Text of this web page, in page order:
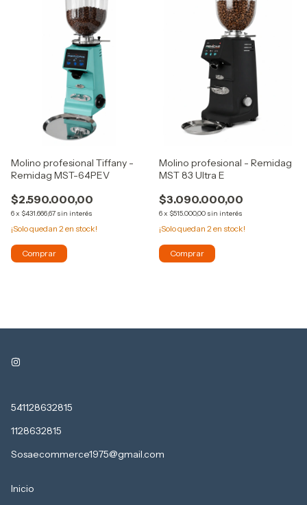
Molino profesional Tiffany -
Remidag MST-64PEV
$2.590.000,00
6x $431.666,67 sin interés
¡Solo quedan 2en stock!
Molino profesional - Remidag
MST 83 Ultra E
$3.090.000,00
6x $515.000,00 sin interés
¡Solo quedan 2en stock!
541128632815
1128632815
Sosaecommerce1975@gmail.com
Inicio